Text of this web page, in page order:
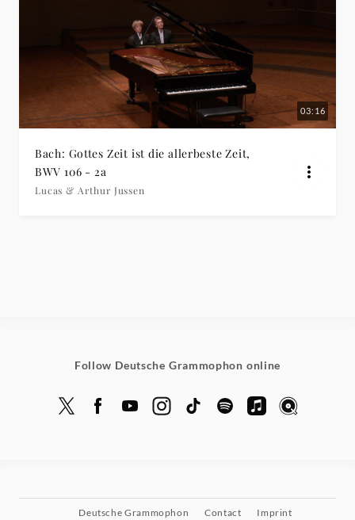
03:16
Bach: Gottes Zeit ist die allerbeste Zeit,
BWV 106 - 2a
Lucas & Arthur Jussen
Follow Deutsche Grammophon online
Deutsche Grammophon Contact Imprint